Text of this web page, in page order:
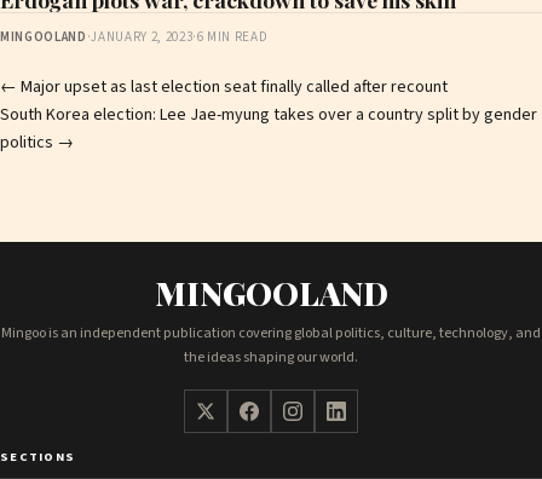
MINGOOLAND ·JANUARY 2, 2023·6 MIN READ
Post
navigation
← Major upset as last election seat finally called after recount
South Korea election: Lee Jae-myung takes over a country split by gender
politics →
MINGOOLAND
Mingoo is an independent publication covering global politics, culture, technology, and
the ideas shaping our world.
SECTIONS